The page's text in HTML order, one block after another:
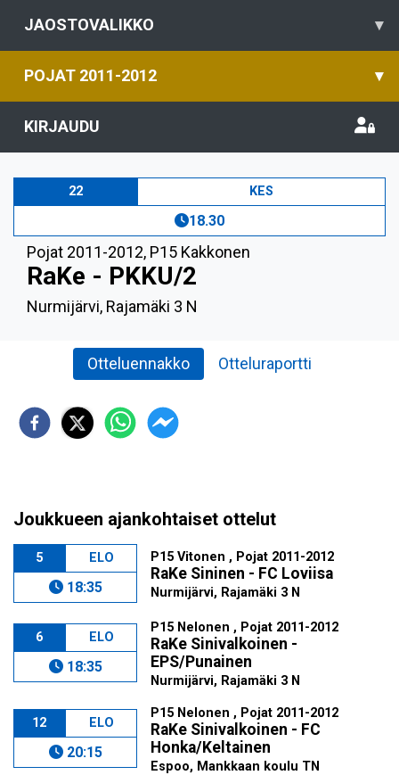
JAOSTOVALIKKO ▾
POJAT 2011-2012 ▾
KIRJAUDU
22 KES
18.30
Pojat 2011-2012, P15 Kakkonen
RaKe - PKKU/2
Nurmijärvi, Rajamäki 3 N
Otteluennakko Otteluraportti
Joukkueen ajankohtaiset ottelut
5 ELO
18:35
P15 Vitonen , Pojat 2011-2012
RaKe Sininen - FC Loviisa
Nurmijärvi, Rajamäki 3 N
6 ELO
18:35
P15 Nelonen , Pojat 2011-2012
RaKe Sinivalkoinen -
EPS/Punainen
Nurmijärvi, Rajamäki 3 N
12 ELO
20:15
P15 Nelonen , Pojat 2011-2012
RaKe Sinivalkoinen - FC
Honka/Keltainen
Espoo, Mankkaan koulu TN